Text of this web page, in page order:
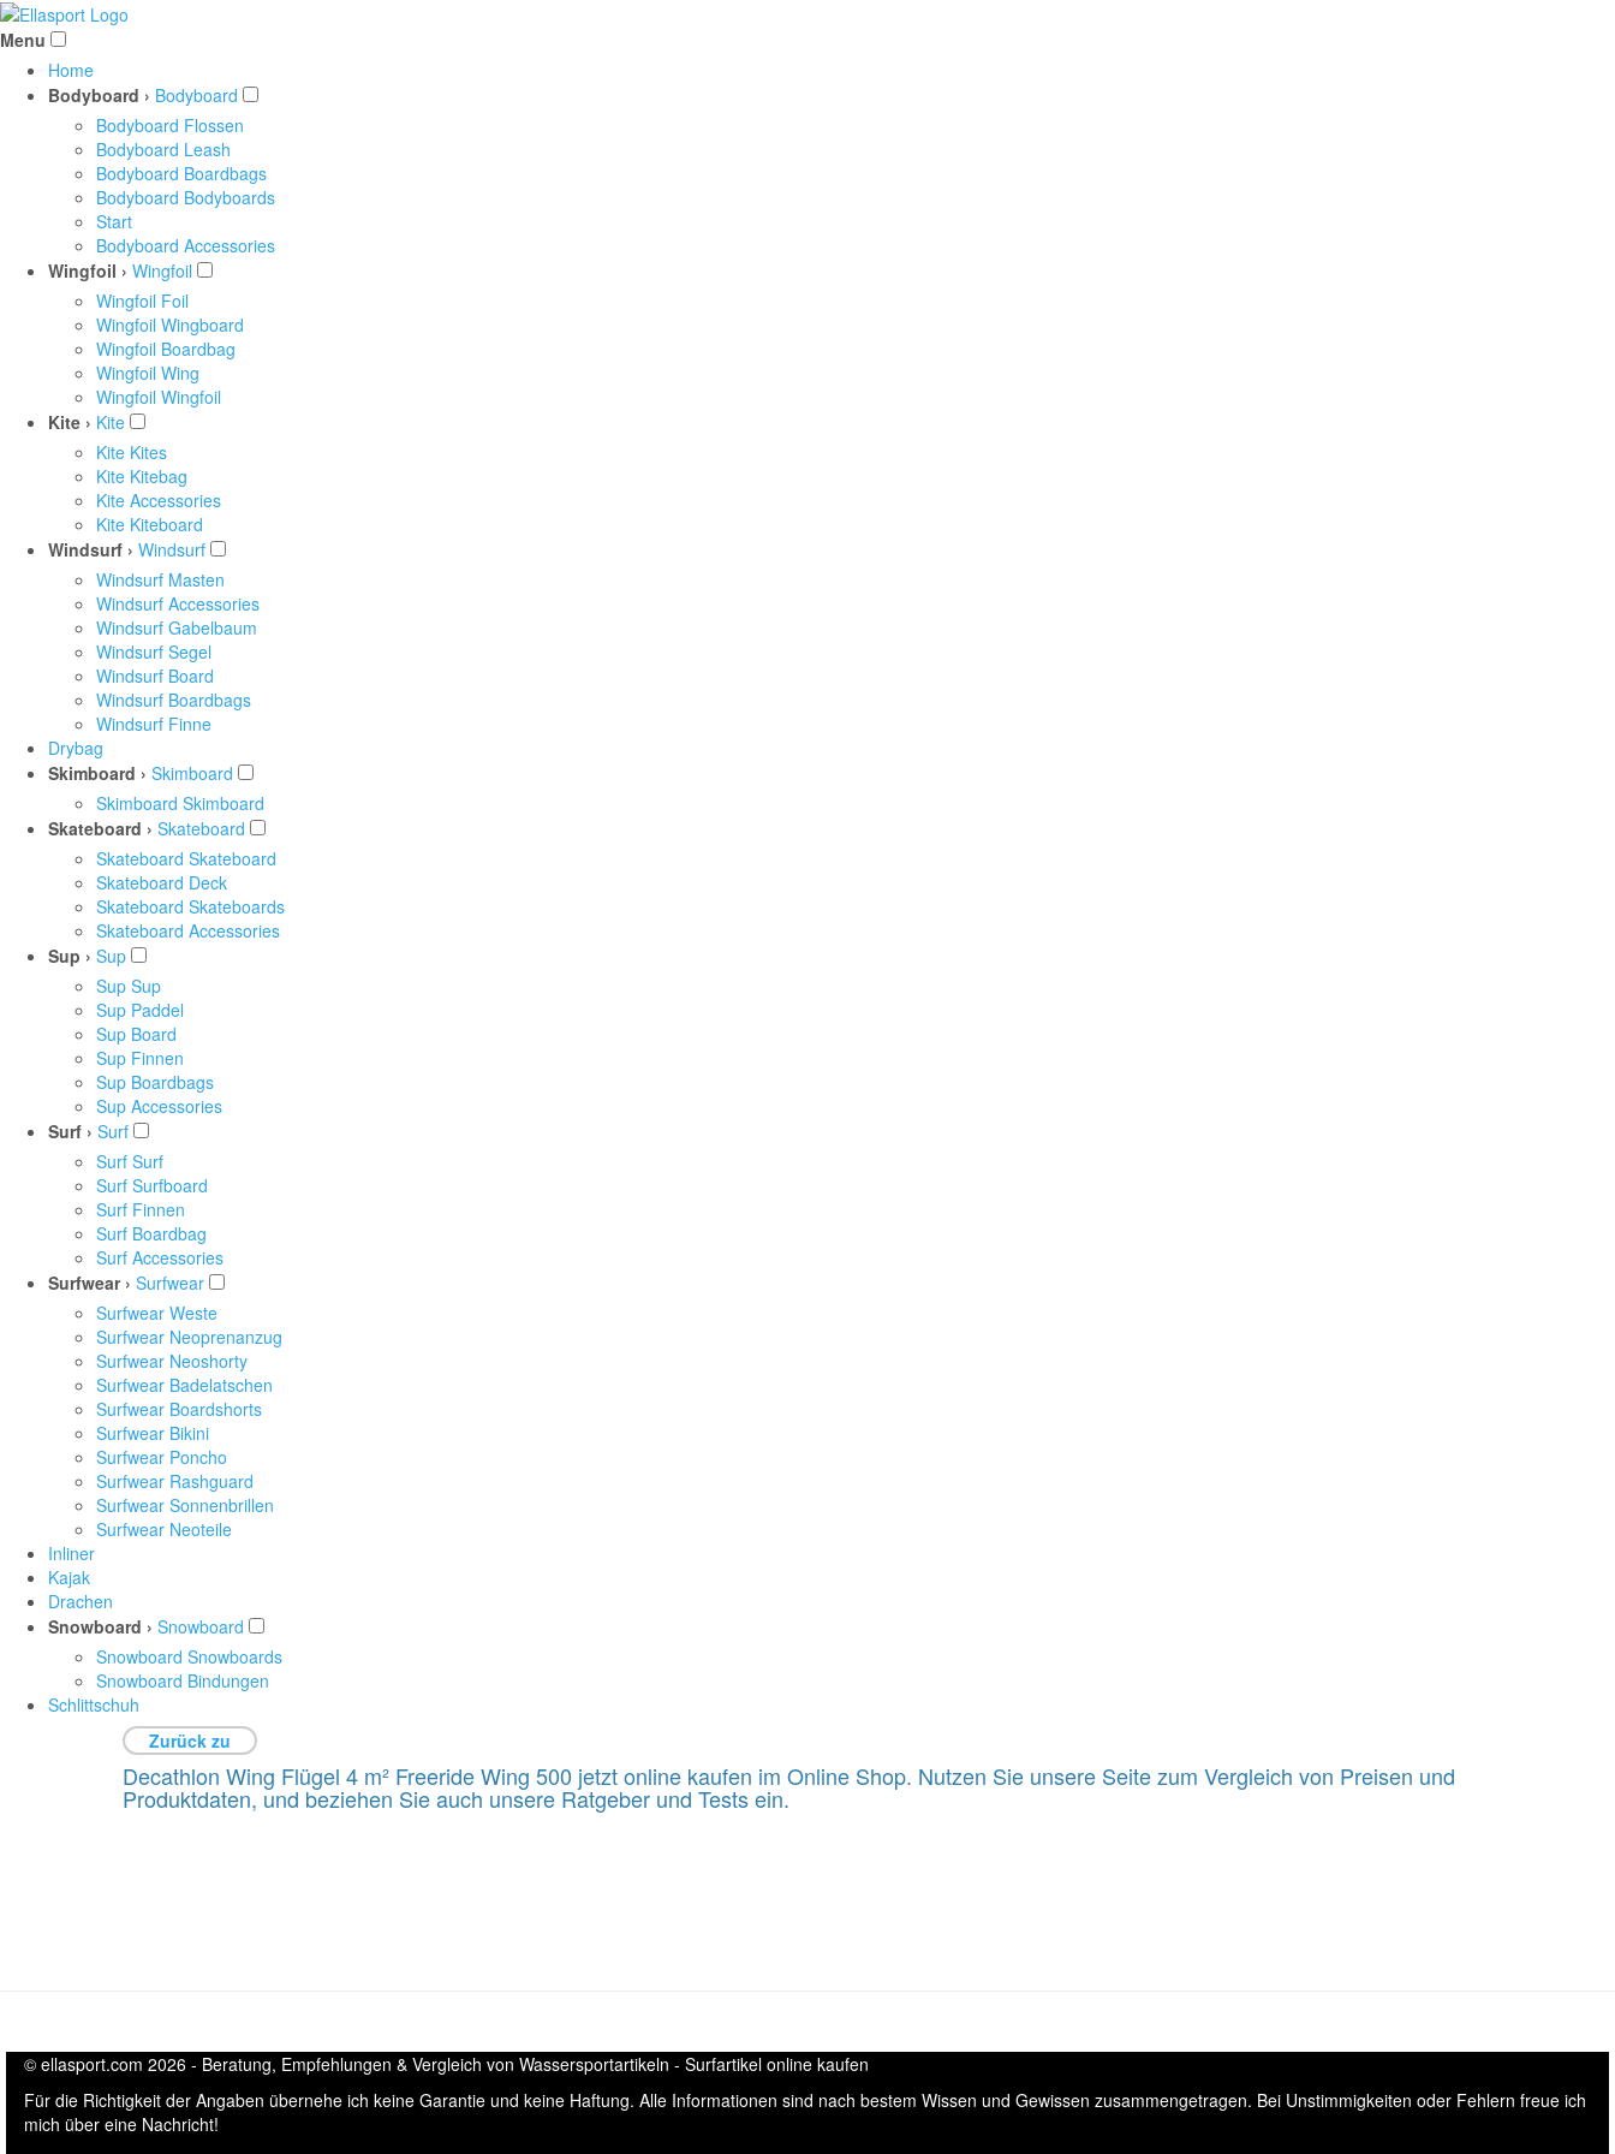
Menu
Home
Bodyboard › Bodyboard
Bodyboard Flossen
Bodyboard Leash
Bodyboard Boardbags
Bodyboard Bodyboards
Start
Bodyboard Accessories
Wingfoil › Wingfoil
Wingfoil Foil
Wingfoil Wingboard
Wingfoil Boardbag
Wingfoil Wing
Wingfoil Wingfoil
Kite › Kite
Kite Kites
Kite Kitebag
Kite Accessories
Kite Kiteboard
Windsurf › Windsurf
Windsurf Masten
Windsurf Accessories
Windsurf Gabelbaum
Windsurf Segel
Windsurf Board
Windsurf Boardbags
Windsurf Finne
Drybag
Skimboard › Skimboard
Skimboard Skimboard
Skateboard › Skateboard
Skateboard Skateboard
Skateboard Deck
Skateboard Skateboards
Skateboard Accessories
Sup › Sup
Sup Sup
Sup Paddel
Sup Board
Sup Finnen
Sup Boardbags
Sup Accessories
Surf › Surf
Surf Surf
Surf Surfboard
Surf Finnen
Surf Boardbag
Surf Accessories
Surfwear › Surfwear
Surfwear Weste
Surfwear Neoprenanzug
Surfwear Neoshorty
Surfwear Badelatschen
Surfwear Boardshorts
Surfwear Bikini
Surfwear Poncho
Surfwear Rashguard
Surfwear Sonnenbrillen
Surfwear Neoteile
Inliner
Kajak
Drachen
Snowboard › Snowboard
Snowboard Snowboards
Snowboard Bindungen
Schlittschuh
Zurück zu
Decathlon Wing Flügel 4 m² Freeride Wing 500 jetzt online kaufen im Online Shop. Nutzen Sie unsere Seite zum Vergleich von Preisen und
Produktdaten, und beziehen Sie auch unsere Ratgeber und Tests ein.
© ellasport.com 2026 - Beratung, Empfehlungen & Vergleich von Wassersportartikeln - Surfartikel online kaufen
Für die Richtigkeit der Angaben übernehe ich keine Garantie und keine Haftung. Alle Informationen sind nach bestem Wissen und Gewissen zusammengetragen. Bei Unstimmigkeiten oder Fehlern freue ich
mich über eine Nachricht!